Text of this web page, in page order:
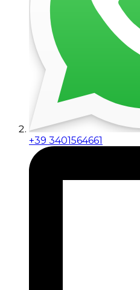
+39 3401564661